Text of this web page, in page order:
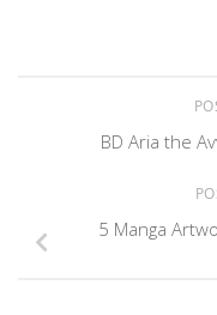
BD Aria the
5 Manga